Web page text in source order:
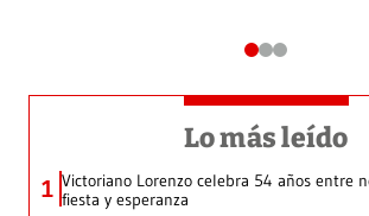
Lo más leído
1 Victoriano Lorenzo celebra 54 años entre
fiesta y esperanza